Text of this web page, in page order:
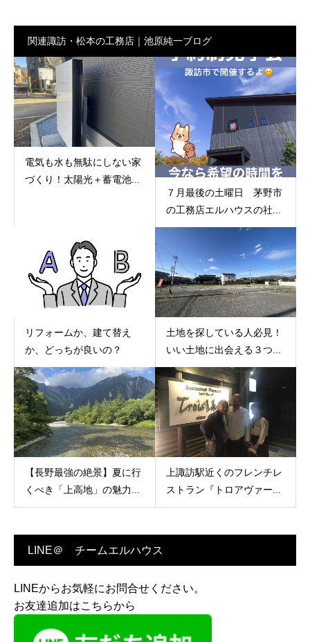
関連諏訪・松本の工務店｜池原純一ブログ
電気も水も無駄にしない家
づくり！太陽光＋蓄電池...
７月最後の土曜日 茅野市
の工務店エルハウスの社...
リフォームか、建て替え
か、どっちが良いの？
土地を探している人必見！
いい土地に出会える３つ...
【長野最強の絶景】夏に行
くべき「上高地」の魅力...
上諏訪駅近くのフレンチレ
ストラン『トロアヴァー...
LINE＠ チームエルハウス
LINEからお気軽にお問合せください。
お友達追加はこちらから